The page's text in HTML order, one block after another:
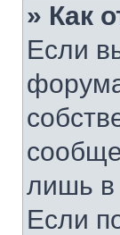
» Как
Если
лишь в
Если